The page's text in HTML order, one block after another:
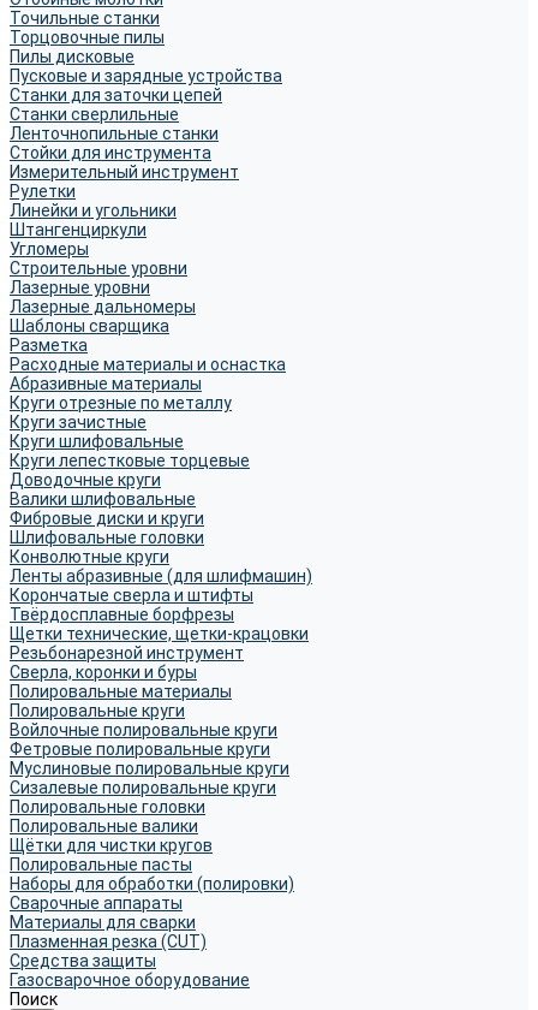
Точильные станки
Торцовочные пилы
Пилы дисковые
Пусковые и зарядные устройства
Станки для заточки цепей
Станки сверлильные
Ленточнопильные станки
Стойки для инструмента
Измерительный инструмент
Рулетки
Линейки и угольники
Штангенциркули
Угломеры
Строительные уровни
Лазерные уровни
Лазерные дальномеры
Шаблоны сварщика
Разметка
Расходные материалы и оснастка
Абразивные материалы
Круги отрезные по металлу
Круги зачистные
Круги шлифовальные
Круги лепестковые торцевые
Доводочные круги
Валики шлифовальные
Фибровые диски и круги
Шлифовальные головки
Конволютные круги
Ленты абразивные (для шлифмашин)
Корончатые сверла и штифты
Твёрдосплавные борфрезы
Щетки технические, щетки-крацовки
Резьбонарезной инструмент
Сверла, коронки и буры
Полировальные материалы
Полировальные круги
Войлочные полировальные круги
Фетровые полировальные круги
Муслиновые полировальные круги
Cизалевые полировальные круги
Полировальные головки
Полировальные валики
Щётки для чистки кругов
Полировальные пасты
Наборы для обработки (полировки)
Сварочные аппараты
Материалы для сварки
Плазменная резка (CUT)
Средства защиты
Газосварочное оборудование
Поиск